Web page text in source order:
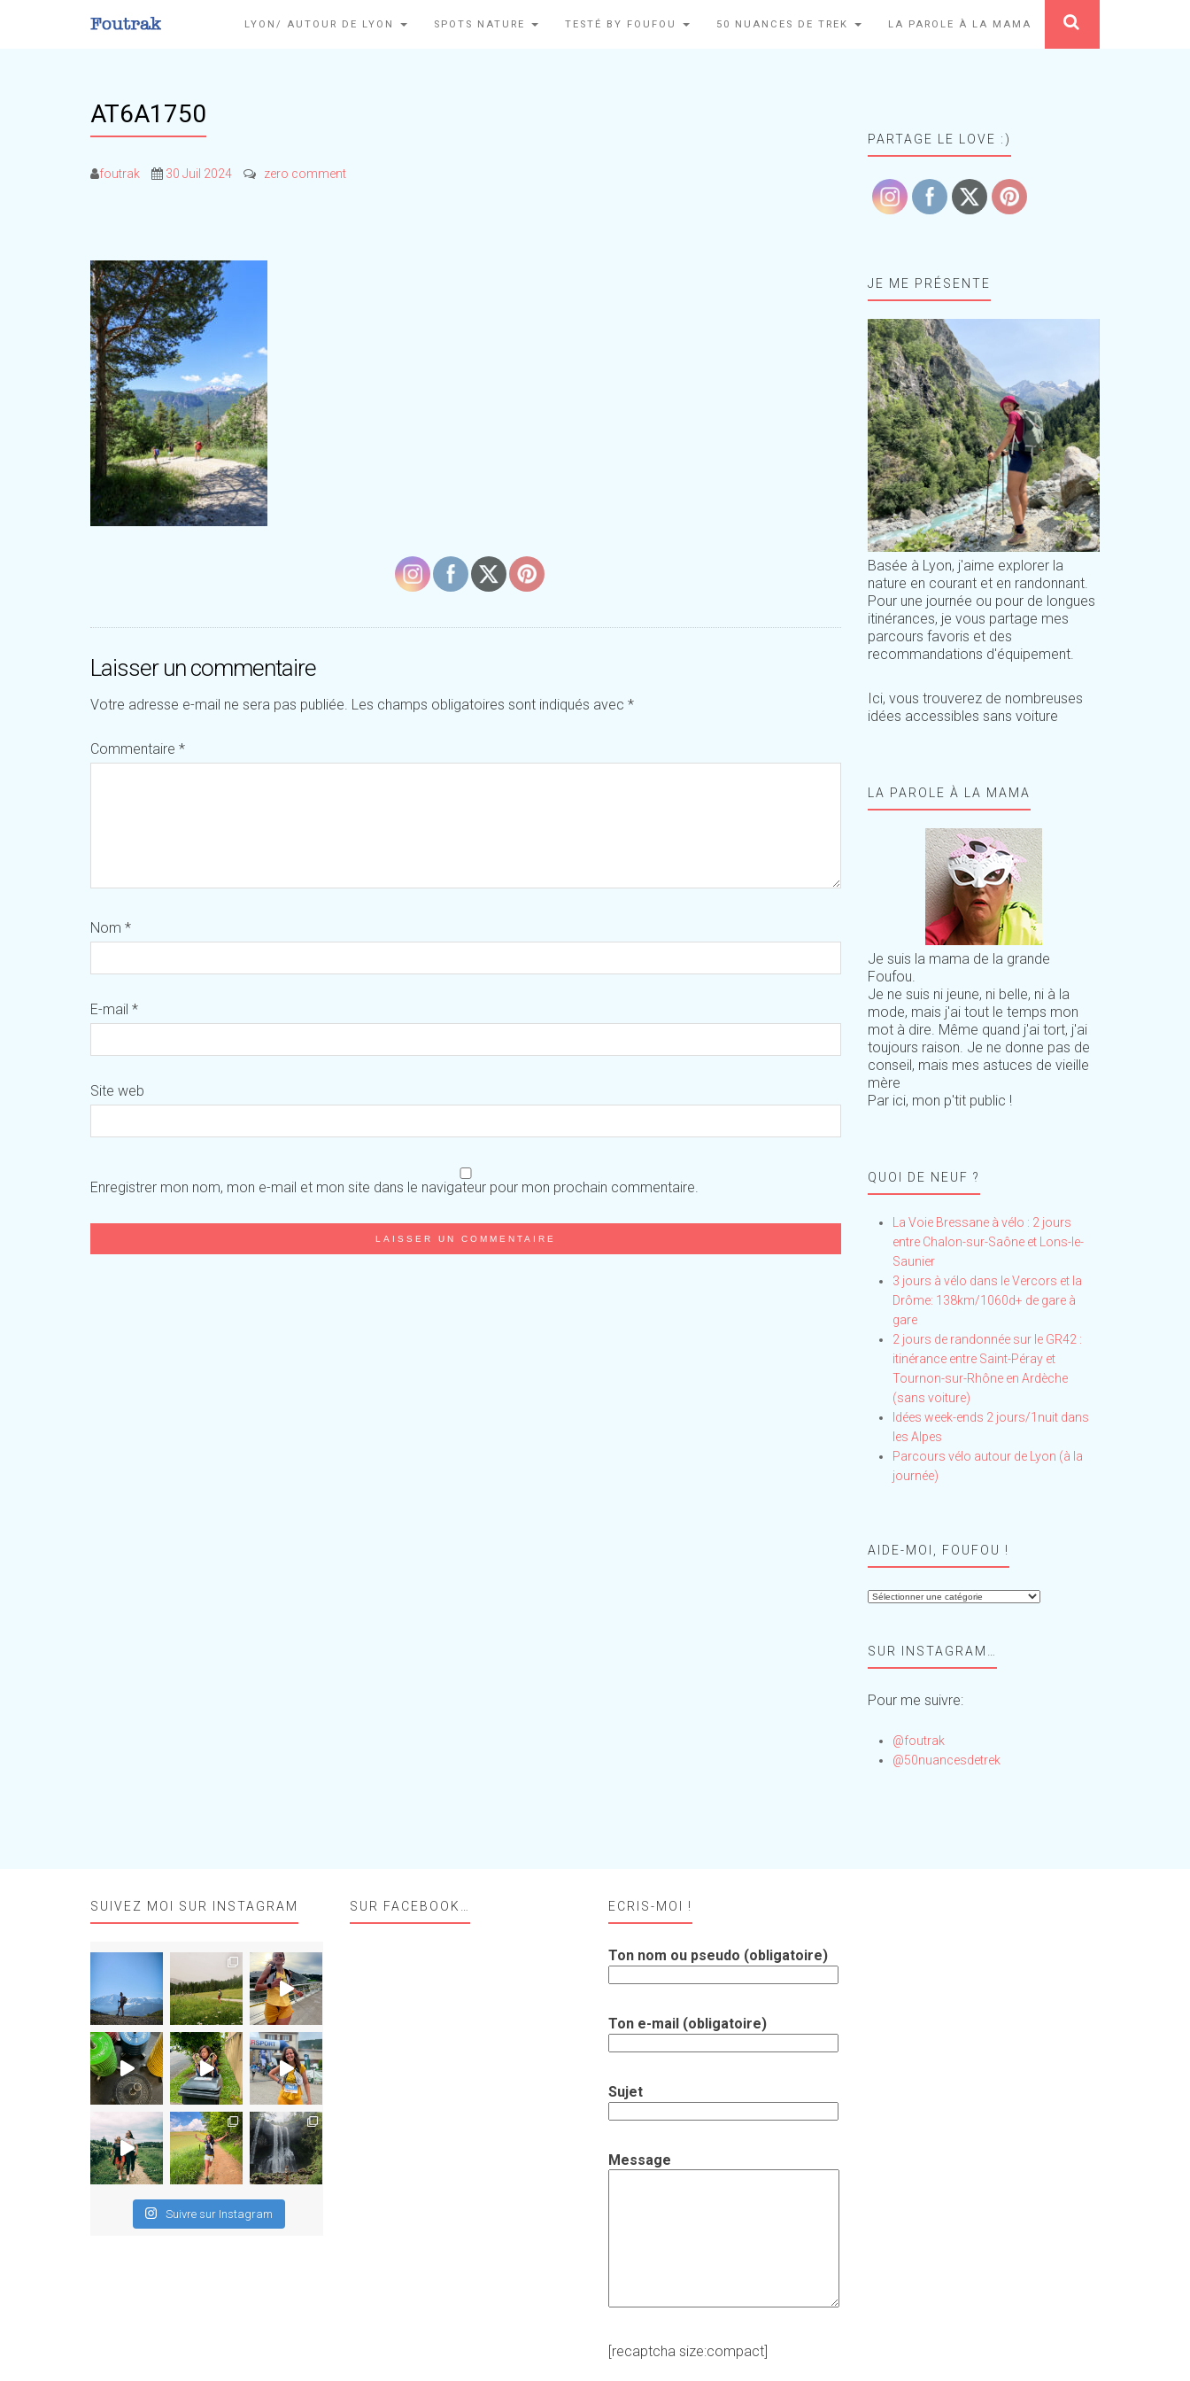
LYON/ AUTOUR DE LYON SPOTS NATURE TESTÉ BY FOUFOU 50 NUANCES DE TREK LA PAROLE À LA MAMA
AT6A1750
foutrak 30 Juil 2024 zero comment
Laisser un commentaire
Votre adresse e-mail ne sera pas publiée. Les champs obligatoires sont indiqués avec *
Commentaire *
Nom *
E-mail *
Site web
Enregistrer mon nom, mon e-mail et mon site dans le navigateur pour mon prochain commentaire.
PARTAGE LE LOVE :)
JE ME PRÉSENTE
Basée à Lyon, j'aime explorer la
nature en courant et en randonnant.
Pour une journée ou pour de longues
itinérances, je vous partage mes
parcours favoris et des
recommandations d'équipement.
Ici, vous trouverez de nombreuses
idées accessibles sans voiture
LA PAROLE À LA MAMA
Je suis la mama de la grande
Foufou.
Je ne suis ni jeune, ni belle, ni à la
mode, mais j'ai tout le temps mon
mot à dire. Même quand j'ai tort, j'ai
toujours raison. Je ne donne pas de
conseil, mais mes astuces de vieille
mère
Par ici, mon p'tit public !
QUOI DE NEUF ?
La Voie Bressane à vélo : 2 jours
entre Chalon-sur-Saône et Lons-le-
Saunier
3 jours à vélo dans le Vercors et la
Drôme: 138km/1060d+ de gare à
gare
2 jours de randonnée sur le GR42 :
itinérance entre Saint-Péray et
Tournon-sur-Rhône en Ardèche
(sans voiture)
Idées week-ends 2 jours/1nuit dans
les Alpes
Parcours vélo autour de Lyon (à la
journée)
AIDE-MOI, FOUFOU !
Aide-
!SUR INSTAGRAM…
Pour me suivre:
@foutrak
@50nuancesdetrek
SUIVEZ MOI SUR INSTAGRAM
Suivre sur Instagram
SUR FACEBOOK… ECRIS-MOI !
Ton nom ou pseudo (obligatoire)
Ton e-mail (obligatoire)
Sujet
Message
[recaptcha size:compact]